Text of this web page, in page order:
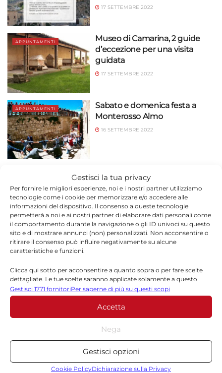
Gestisci la tua privacy
Per fornire le migliori esperienze, noi e i nostri partner utilizziamo
tecnologie come i cookie per memorizzare e/o accedere alle
informazioni del dispositivo. Il consenso a queste tecnologie
permetterà a noi e ai nostri partner di elaborare dati personali come
il comportamento durante la navigazione o gli ID univoci su questo
sito e di mostrare annunci (non) personalizzati. Non acconsentire o
ritirare il consenso può influire negativamente su alcune
caratteristiche e funzioni.
Clicca qui sotto per acconsentire a quanto sopra o per fare scelte
dettagliate. Le tue scelte saranno applicate solamente a questo
sito. È possibile modificare le impostazioni in qualsiasi momento,
compreso il ritiro del consenso, utilizzando i pulsanti della Cookie
Policy o cliccando sul pulsante di gestione del consenso nella parte
inferiore dello schermo.
Statistiche
Archiviare informazioni su dispositivo e/o accedervi, Misurare le
prestazioni degli annunci, Misurare le prestazioni dei contenuti,
Gestisci 1771 fornitoriPer saperne di più su questi scopi
Accetta
Nega
Gestisci opzioni
Cookie PolicyDichiarazione sulla Privacy
17 SETTEMBRE 2022
APPUNTAMENTI
Museo di Camarina, 2 guide
d’eccezione per una visita
guidata
17 SETTEMBRE 2022
APPUNTAMENTI
Sabato e domenica festa a
Monterosso Almo
16 SETTEMBRE 2022
parco di Donnafugata
15 SETTEMBRE 2022
APPUNTAMENTI
Maria Ss. Addolorata a Ragusa,
Ibla Buskers torna a Ragusa: la
festa degli Artisti
14 SETTEMBRE 2022